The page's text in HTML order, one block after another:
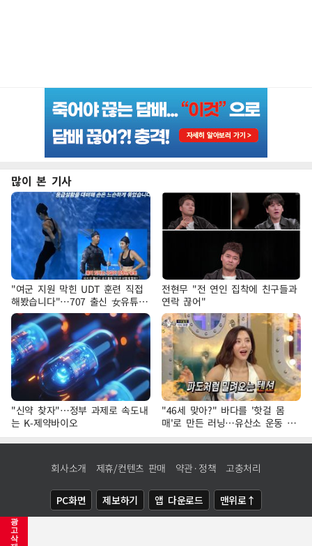
광
고
삭
많이 본 기사
"여군 지원 막힌 UDT 훈련 직접
해봤습니다"…707 출신 女유튜버
'완벽 소화'
전현무 "전 연인 집착에 친구들과
연락 끊어"
"신약 찾자"…정부 과제로 속도내
는 K-제약바이오
"46세 맞아?" 바다를 '핫걸 몸
매'로 만든 러닝…유산소 운동 효
과 '톡톡'
회사소개 제휴/컨텐츠 판매 약관·정책 고충처리
PC화면 제보하기 앱 다운로드 맨위로↑